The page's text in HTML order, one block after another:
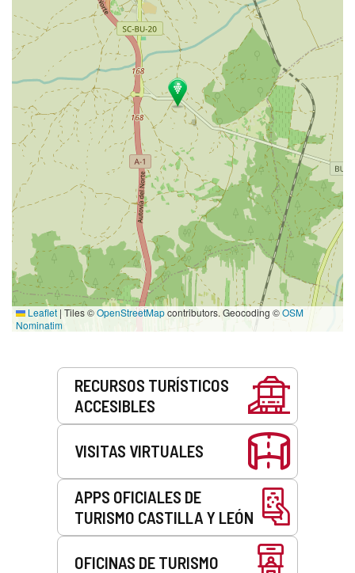
Leaflet | Tiles ©OpenStreetMapcontributors. Geocoding ©OSM
Nominatim
RECURSOS TURÍSTICOS
ACCESIBLES
VISITAS VIRTUALES
APPS OFICIALES DE
TURISMO CASTILLA Y LEÓN
OFICINAS DE TURISMO